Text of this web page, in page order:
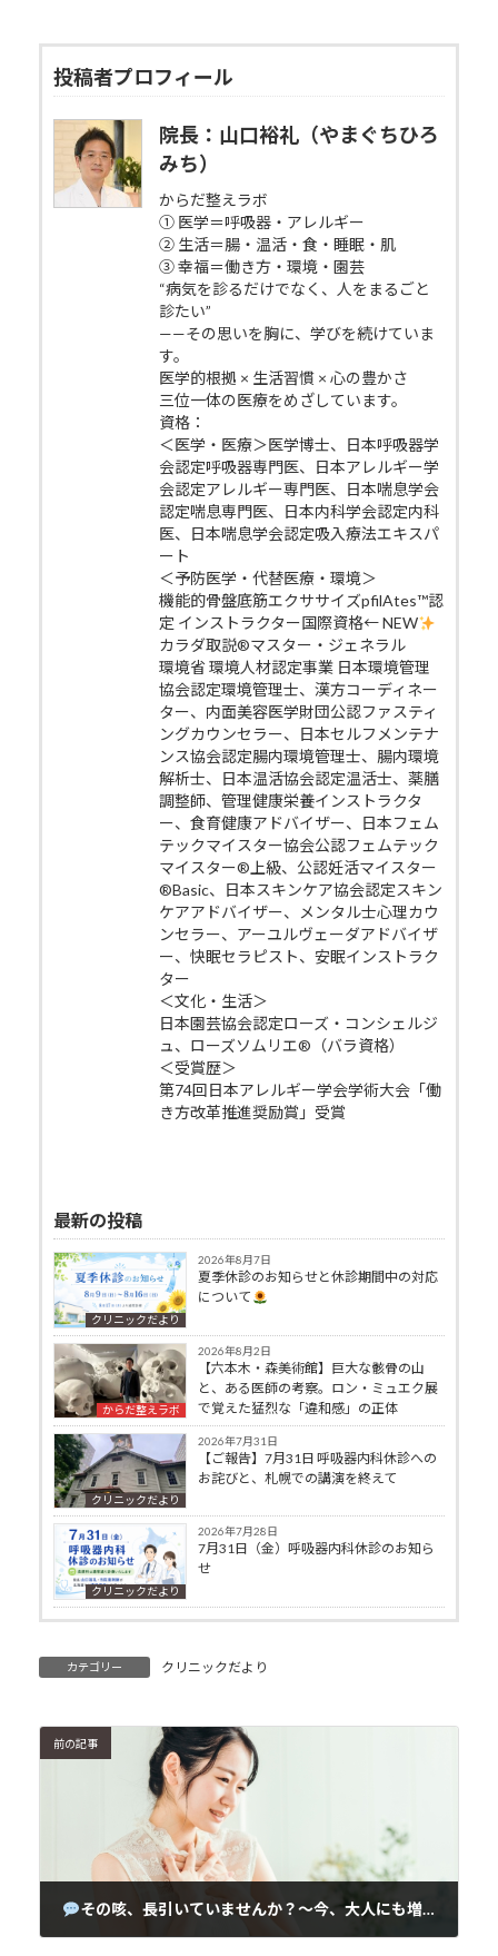
投稿者プロフィール
院長：山口裕礼（やまぐちひろ
みち）
からだ整えラボ
① 医学＝呼吸器・アレルギー
② 生活＝腸・温活・食・睡眠・肌
③ 幸福＝働き方・環境・園芸
“病気を診るだけでなく、人をまるごと
診たい”
——その思いを胸に、学びを続けていま
す。
医学的根拠 × 生活習慣 × 心の豊かさ
三位一体の医療をめざしています。
資格：
＜医学・医療＞医学博士、日本呼吸器学
会認定呼吸器専門医、日本アレルギー学
会認定アレルギー専門医、日本喘息学会
認定喘息専門医、日本内科学会認定内科
医、日本喘息学会認定吸入療法エキスパ
ート
＜予防医学・代替医療・環境＞
機能的骨盤底筋エクササイズpfilAtes™認
定 インストラクター国際資格← NEW
カラダ取説®マスター・ジェネラル
環境省 環境人材認定事業 日本環境管理
協会認定環境管理士、漢方コーディネー
ター、内面美容医学財団公認ファスティ
ングカウンセラー、日本セルフメンテナ
ンス協会認定腸内環境管理士、腸内環境
解析士、日本温活協会認定温活士、薬膳
調整師、管理健康栄養インストラクタ
ー、食育健康アドバイザー、日本フェム
テックマイスター協会公認フェムテック
マイスター®上級、公認妊活マイスター
®Basic、日本スキンケア協会認定スキン
ケアアドバイザー、メンタル士心理カウ
ンセラー、アーユルヴェーダアドバイザ
ー、快眠セラピスト、安眠インストラク
ター
＜文化・生活＞
日本園芸協会認定ローズ・コンシェルジ
ュ、ローズソムリエ®（バラ資格）
＜受賞歴＞
第74回日本アレルギー学会学術大会「働
き方改革推進奨励賞」受賞
最新の投稿
クリニックだより
2026年8月7日
夏季休診のお知らせと休診期間中の対応
について
からだ整えラボ
2026年8月2日
【六本木・森美術館】巨大な骸骨の山
と、ある医師の考察。ロン・ミュエク展
で覚えた猛烈な「違和感」の正体
クリニックだより
2026年7月31日
【ご報告】7月31日 呼吸器内科休診への
お詫びと、札幌での講演を終えて
クリニックだより
2026年7月28日
7月31日（金）呼吸器内科休診のお知ら
せ
カテゴリー クリニックだより
前の記事
その咳、長引いていませんか？～今、大人にも増えている「百日咳」について～